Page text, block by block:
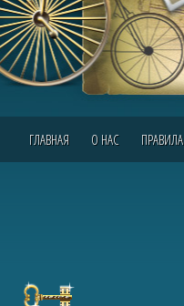
ГЛАВНАЯ О НАС ПРАВИЛА